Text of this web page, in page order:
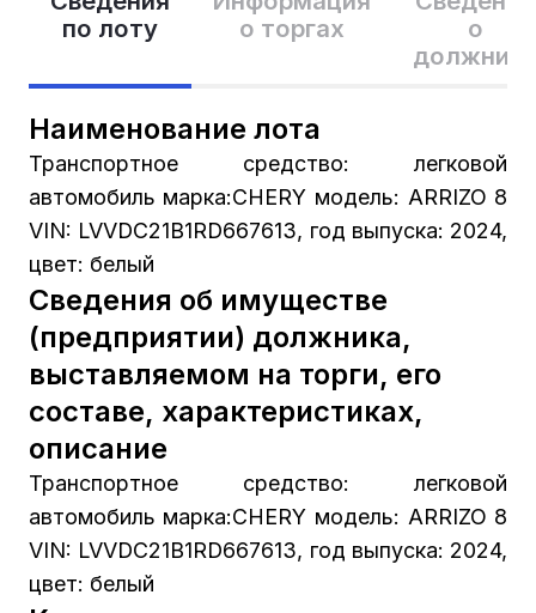
по лоту
о торгах
о
Наименование лота
Транспортное средство: легковой
автомобиль марка:CHERY модель: ARRIZO 8
VIN: LVVDC21B1RD667613, год выпуска: 2024,
цвет: белый
Сведения об имуществе
(предприятии) должника,
выставляемом на торги, его
составе, характеристиках,
описание
Транспортное средство: легковой
автомобиль марка:CHERY модель: ARRIZO 8
VIN: LVVDC21B1RD667613, год выпуска: 2024,
цвет: белый